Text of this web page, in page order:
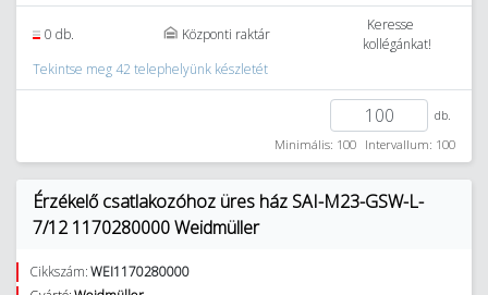
0 db. Központi raktár
Keresse
kollégánkat!
Tekintse meg 42 telephelyünk készletét
db.
Minimális: 100 Intervallum: 100
Érzékelő csatlakozóhoz üres ház SAI-M23-GSW-L-
7/12 1170280000 Weidmüller
Cikkszám:WEI1170280000